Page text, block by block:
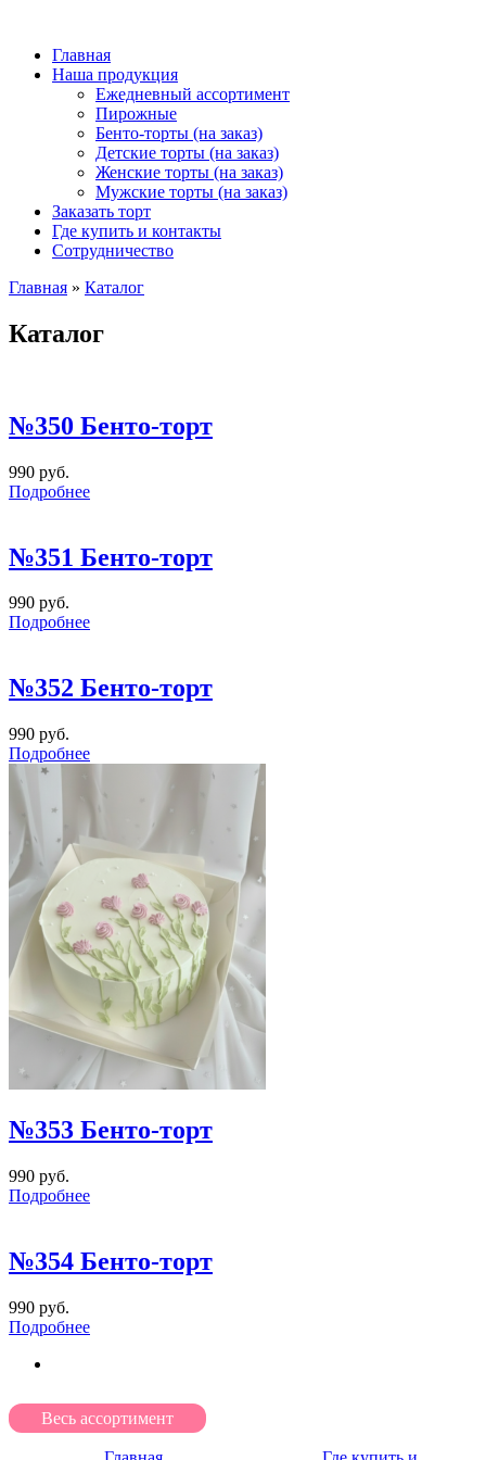
Главная
Наша продукция
Ежедневный ассортимент
Пирожные
Бенто-торты (на заказ)
Детские торты (на заказ)
Женские торты (на заказ)
Мужские торты (на заказ)
Заказать торт
Где купить и контакты
Сотрудничество
Главная » Каталог
Каталог
№350 Бенто-торт
990 руб.
Подробнее
№351 Бенто-торт
990 руб.
Подробнее
№352 Бенто-торт
990 руб.
Подробнее
№353 Бенто-торт
990 руб.
Подробнее
№354 Бенто-торт
990 руб.
Подробнее
Весь ассортимент